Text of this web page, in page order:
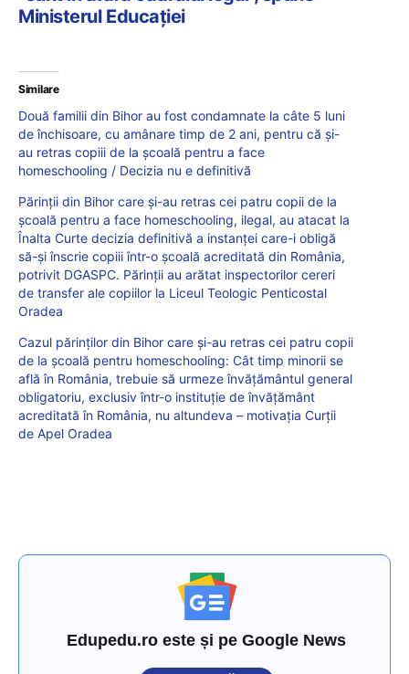
Ministerul Educației
Similare
Două familii din Bihor au fost condamnate la câte 5 luni
de închisoare, cu amânare timp de 2 ani, pentru că și-
au retras copiii de la școală pentru a face
homeschooling / Decizia nu e definitivă
Părinții din Bihor care și-au retras cei patru copii de la
școală pentru a face homeschooling, ilegal, au atacat la
Înalta Curte decizia definitivă a instanței care-i obligă
să-și înscrie copiii într-o școală acreditată din România,
potrivit DGASPC. Părinții au arătat inspectorilor cereri
de transfer ale copiilor la Liceul Teologic Penticostal
Oradea
Cazul părinților din Bihor care și-au retras cei patru copii
de la școală pentru homeschooling: Cât timp minorii se
află în România, trebuie să urmeze învăţământul general
obligatoriu, exclusiv într-o instituţie de învăţământ
acreditată în România, nu altundeva – motivația Curții
de Apel Oradea
Edupedu.ro este și pe Google News